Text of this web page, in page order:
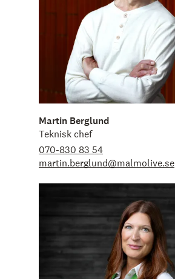
Martin Berglund
Teknisk chef
070-830 83 54
martin.berglund@malmolive.se